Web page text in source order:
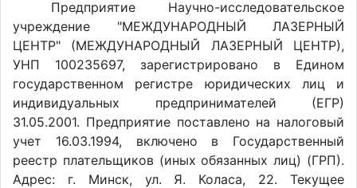
Предприятие Научно-исследовательское
учреждение "МЕЖДУНАРОДНЫЙ ЛАЗЕРНЫЙ
ЦЕНТР" (МЕЖДУНАРОДНЫЙ ЛАЗЕРНЫЙ ЦЕНТР),
УНП 100235697, зарегистрировано в Едином
государственном регистре юридических лиц и
индивидуальных предпринимателей (ЕГР)
31.05.2001. Предприятие поставлено на налоговый
учет 16.03.1994, включено в Государственный
реестр плательщиков (иных обязанных лиц) (ГРП).
Адрес: г. Минск, ул. Я. Коласа, 22. Текущее